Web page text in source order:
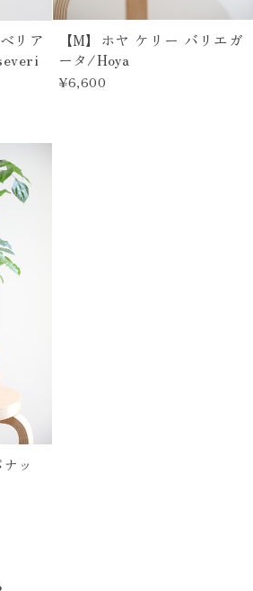
リア
【M】ホヤ ケリー バリエガ
ータ/Hoya
¥6,600
ッ